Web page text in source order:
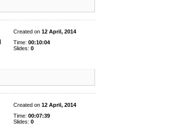
Created on 12 April, 2014
Time: 00:10:04
Slides: 0
Created on 12 April, 2014
Time: 00:07:39
Slides: 0